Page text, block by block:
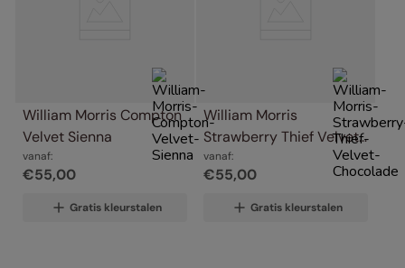
William Morris Compton
Velvet Sienna
vanaf:
€55,00
Gratis kleurstalen
William Morris
Strawberry Thief Velvet
Chocolade
vanaf:
€55,00
Gratis kleurstalen